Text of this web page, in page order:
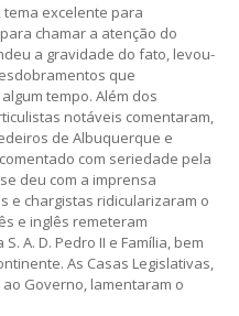
excelente para
chamar a atenção do
a gravidade do fato, levou-
que
tempo. Além dos
notáveis comentaram,
de Albuquerque e
com seriedade pela
deu com a imprensa
e chargistas ridicularizaram o
e inglês remeteram
A. D. Pedro II e Família, bem
As Casas Legislativas,
Governo, lamentaram o